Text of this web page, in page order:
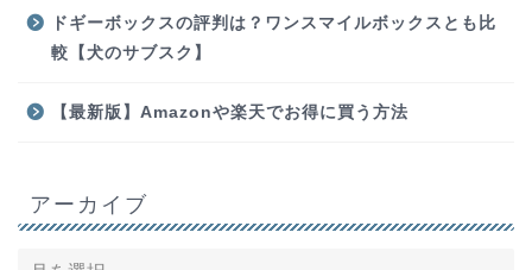
ドギーボックスの評判は？ワンスマイルボックスとも比
較【犬のサブスク】
【最新版】Amazonや楽天でお得に買う方法
アーカイブ